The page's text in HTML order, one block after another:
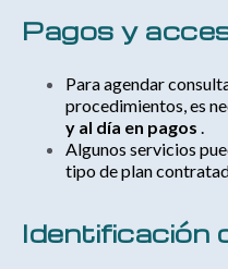
Pagos y
Para agendar
procedimientos, es
y al día en pagos .
Algunos servicios
tipo de plan
Identificación